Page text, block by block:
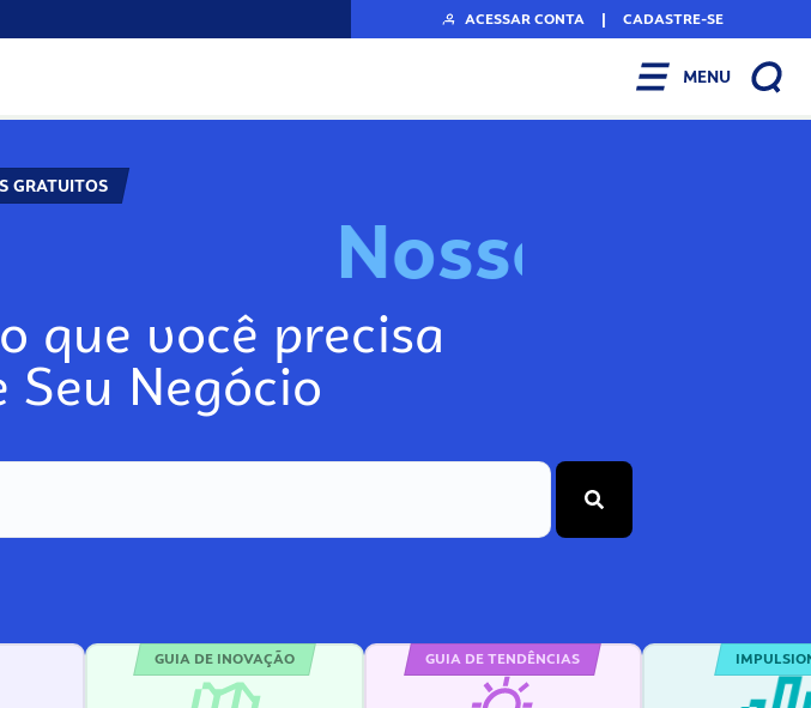
ACESSAR CONTA | CADASTRE-SE
MENU
GRATUITOS
Nosso
que você precisa
Negócio
GUIA DE INOVAÇÃO GUIA DE TENDÊNCIAS